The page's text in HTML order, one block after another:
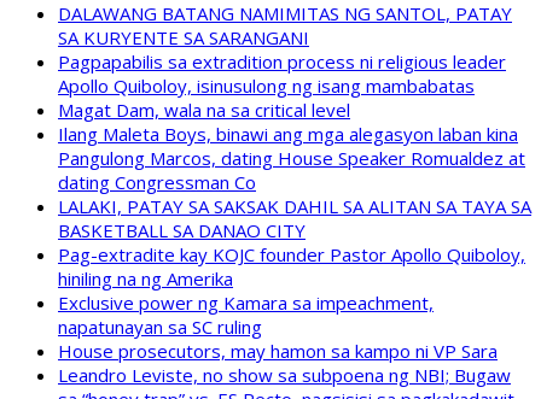
DALAWANG BATANG NAMIMITAS NG SANTOL, PATAY
SA KURYENTE SA SARANGANI
Pagpapabilis sa extradition process ni religious leader
Apollo Quiboloy, isinusulong ng isang mambabatas
Magat Dam, wala na sa critical level
Ilang Maleta Boys, binawi ang mga alegasyon laban kina
Pangulong Marcos, dating House Speaker Romualdez at
dating Congressman Co
LALAKI, PATAY SA SAKSAK DAHIL SA ALITAN SA TAYA SA
BASKETBALL SA DANAO CITY
Pag-extradite kay KOJC founder Pastor Apollo Quiboloy,
hiniling na ng Amerika
Exclusive power ng Kamara sa impeachment,
napatunayan sa SC ruling
House prosecutors, may hamon sa kampo ni VP Sara
Leandro Leviste, no show sa subpoena ng NBI; Bugaw